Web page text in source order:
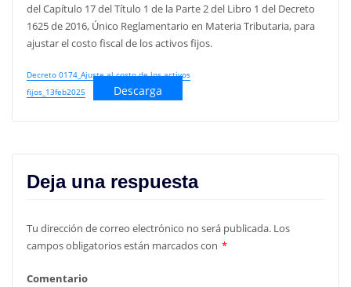
del Capítulo 17 del Título 1 de la Parte 2 del Libro 1 del Decreto
1625 de 2016, Único Reglamentario en Materia Tributaria, para
ajustar el costo fiscal de los activos fijos.
Decreto 0174_Ajuste al costo de los activos
fijos_13feb2025
Descarga
Deja una respuesta
Tu dirección de correo electrónico no será publicada. Los
campos obligatorios están marcados con *
Comentario